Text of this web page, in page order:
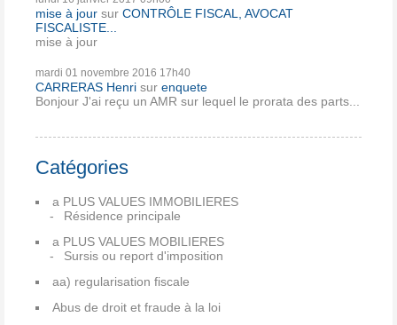
mise à jour sur CONTRÔLE FISCAL, AVOCAT
FISCALISTE...
mise à jour
mardi 01 novembre 2016 17h40
CARRERAS Henri sur enquete
Bonjour J'ai reçu un AMR sur lequel le prorata des parts...
Catégories
a PLUS VALUES IMMOBILIERES
Résidence principale
a PLUS VALUES MOBILIERES
Sursis ou report d'imposition
aa) regularisation fiscale
Abus de droit et fraude à la loi